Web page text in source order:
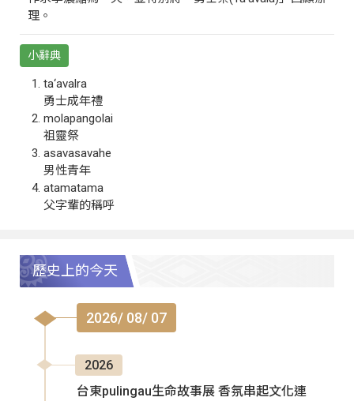
理。
小辭典
ta‘avalra
勇士成年禮
molapangolai
祖靈祭
asavasavahe
男性青年
atamatama
父字輩的稱呼
歷史上的今天
2026/ 08/ 07
2026
台東pulingau生命故事展 香氛串起文化連